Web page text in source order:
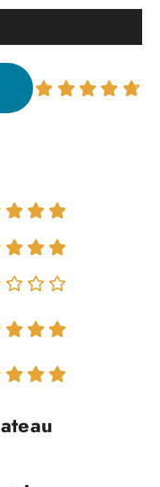
6 jours de plongée.
tous les jours.